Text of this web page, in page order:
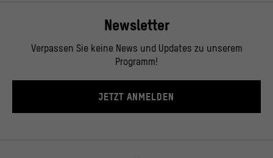
Newsletter
Verpassen Sie keine News und Updates zu unserem
Programm!
JETZT ANMELDEN